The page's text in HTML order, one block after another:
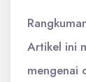
Artikel ini
mengenai